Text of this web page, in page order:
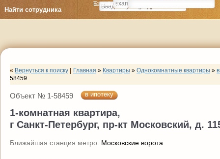
Найти сотрудника
E-mail
Телефон
« Вернуться к поиску Главная » Квартиры » Однокомнатные квартиры »
58459
Объект № 1-58459 в ипотеку
1-комнатная квартира,
г Санкт-Петербург, пр-кт Московский, д.
Ближайшая станция метро: Московские ворота